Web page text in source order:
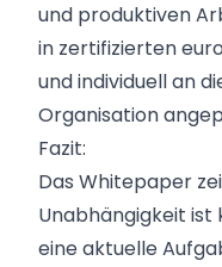
und produktiven
in zertifizierten
und individuell an
Organisation
Fazit:
Das Whitepaper
Unabhängigkeit ist
eine aktuelle